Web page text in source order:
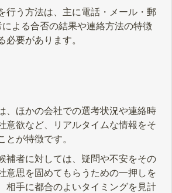
行う方法は、主に電話・メール・郵
よる合否の結果や連絡方法の特徴
必要があります。
、ほかの会社での選考状況や連絡時
意欲など、リアルタイムな情報をそ
とが特徴です。
補者に対しては、疑問や不安をその
意思を固めてもらうための一押しを
相手に都合のよいタイミングを見計